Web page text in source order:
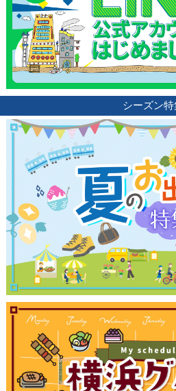
シーズン特
サイトについて